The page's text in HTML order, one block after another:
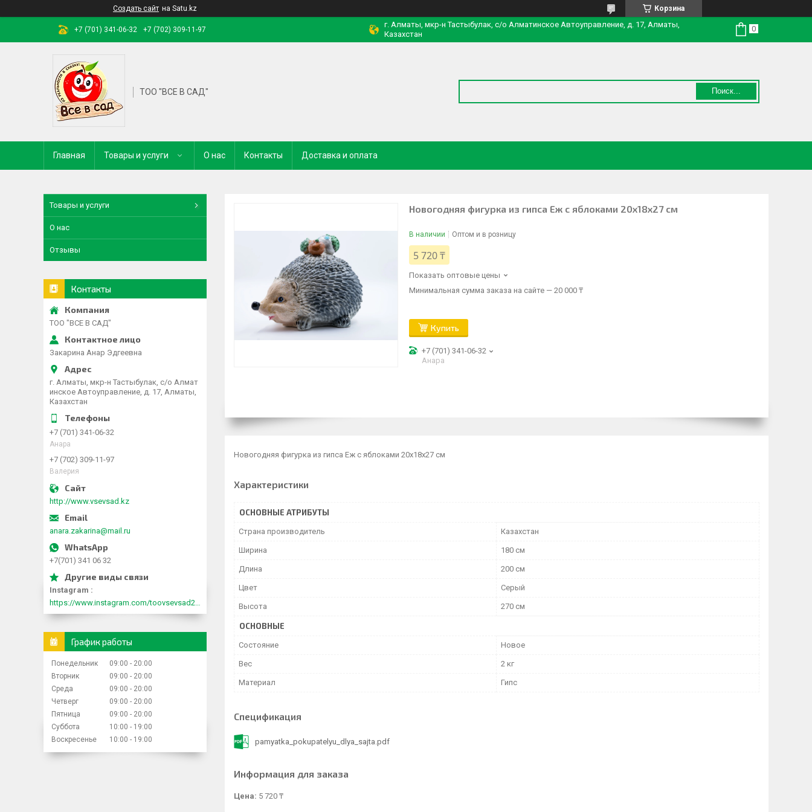
Создать сайт на Satu.kz Корзина
+7 (701) 341-06-32 +7 (702) 309-11-97
г. Алматы, мкр-н Тастыбулак, с/о Алматинское Автоуправление, д. 17, Алматы,
Казахстан
ТОО "ВСЕ В САД" Поиск...
Главная Товары и услуги О нас Контакты Доставка и оплата
Новогодняя фигурка из гипса Еж с яблоками 20х18х27 см
В наличии Оптом и в розницу
5 720 ₸
Показать оптовые цены
Минимальная сумма заказа на сайте — 20 000 ₸
Купить
+7 (701) 341-06-32
Анара
Новогодняя фигурка из гипса Еж с яблоками 20х18х27 см
Характеристики
ОСНОВНЫЕ АТРИБУТЫ
Страна производитель Казахстан
Ширина 180 см
Длина 200 см
Цвет Серый
Высота 270 см
ОСНОВНЫЕ
Состояние Новое
Вес 2 кг
Материал Гипс
Спецификация
pamyatka_pokupatelyu_dlya_sajta.pdf
Информация для заказа
Цена: 5 720 ₸
Товары и услуги
О нас
Отзывы
Контакты
ТОО "ВСЕ В САД"
Закарина Анар Эдгеевна
г. Алматы, мкр-н Тастыбулак, с/о Алмат
инское Автоуправление, д. 17, Алматы,
Казахстан
+7 (701) 341-06-32
Анара
+7 (702) 309-11-97
Валерия
http://www.vsevsad.kz
anara.zakarina@mail.ru
+7(701) 341 06 32
Instagram
https://www.instagram.com/toovsevsad2015/
График работы
Понедельник 09:00
20:00
Вторник
09:00
20:00
Среда
09:00
20:00
Четверг
09:00
20:00
Пятница
09:00
20:00
Суббота
10:00
19:00
Воскресенье
10:00 19:00